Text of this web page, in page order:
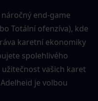
end-game
Totální ofenzíva), kde
karetní ekonomiky
spolehlivého
vašich karet
je volbou